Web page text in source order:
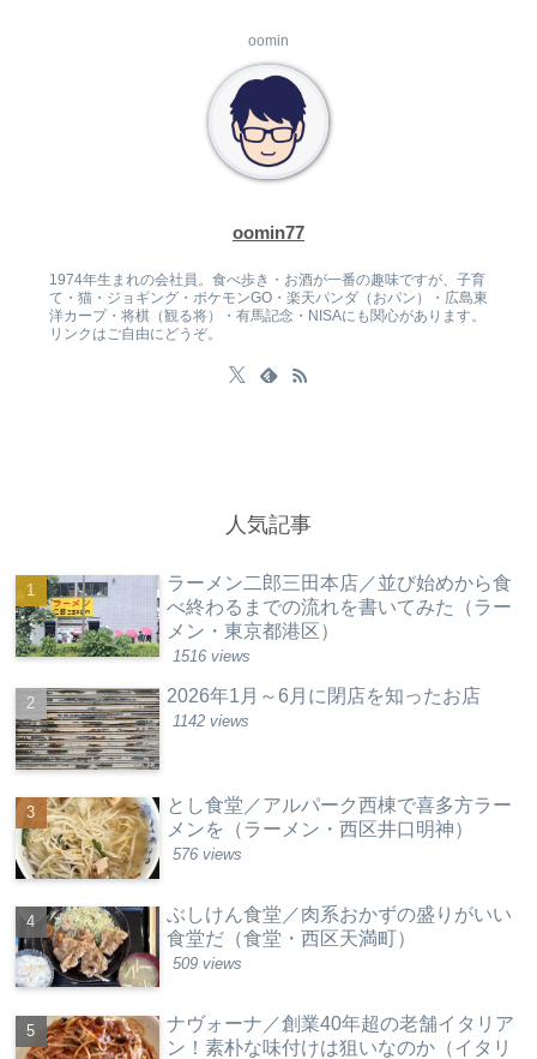
oomin
oomin77
1974年生まれの会社員。食べ歩き・お酒が一番の趣味ですが、子育
て・猫・ジョギング・ポケモンGO・楽天パンダ（おパン）・広島東
洋カープ・将棋（観る将）・有馬記念・NISAにも関心があります。
リンクはご自由にどうぞ。
人気記事
ラーメン二郎三田本店／並び始めから食
べ終わるまでの流れを書いてみた（ラー
メン・東京都港区）
1516 views
2026年1月～6月に閉店を知ったお店
1142 views
とし食堂／アルパーク西棟で喜多方ラー
メンを（ラーメン・西区井口明神）
576 views
ぶしけん食堂／肉系おかずの盛りがいい
食堂だ（食堂・西区天満町）
509 views
ナヴォーナ／創業40年超の老舗イタリア
ン！素朴な味付けは狙いなのか（イタリ